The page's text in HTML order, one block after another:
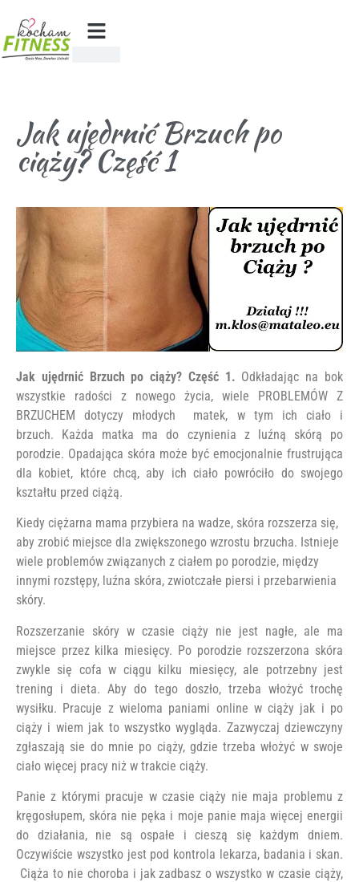
Jak ujędrnić Brzuch po
ciąży? Część 1
Jak ujędrnić Brzuch po ciąży? Część 1. Odkładając na bok
wszystkie radości z nowego życia, wiele PROBLEMÓW Z
BRZUCHEM dotyczy młodych matek, w tym ich ciało i
brzuch. Każda matka ma do czynienia z luźną skórą po
porodzie. Opadająca skóra może być emocjonalnie frustrująca
dla kobiet, które chcą, aby ich ciało powróciło do swojego
kształtu przed ciążą.
Kiedy ciężarna mama przybiera na wadze, skóra rozszerza się,
aby zrobić miejsce dla zwiększonego wzrostu brzucha. Istnieje
wiele problemów związanych z ciałem po porodzie, między
innymi rozstępy, luźna skóra, zwiotczałe piersi i przebarwienia
skóry.
Rozszerzanie skóry w czasie ciąży nie jest nagłe, ale ma
miejsce przez kilka miesięcy. Po porodzie rozszerzona skóra
zwykle się cofa w ciągu kilku miesięcy, ale potrzebny jest
trening i dieta. Aby do tego doszło, trzeba włożyć trochę
wysiłku. Pracuje z wieloma paniami online w ciąży jak i po
ciąży i wiem jak to wszystko wygląda. Zazwyczaj dziewczyny
zgłaszają sie do mnie po ciąży, gdzie trzeba włożyć w swoje
ciało więcej pracy niż w trakcie ciąży.
Panie z którymi pracuje w czasie ciąży nie maja problemu z
kręgosłupem, skóra nie pęka i moje panie maja więcej energii
do działania, nie są ospałe i cieszą się każdym dniem.
Oczywiście wszystko jest pod kontrola lekarza, badania i skan.
Ciąża to nie choroba i jak zadbasz o wszystko w czasie ciąży,